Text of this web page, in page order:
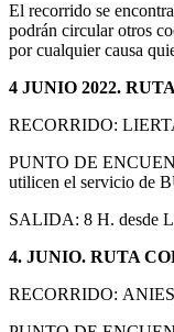
El recorrido se
podrán circular otros
por cualquier causa
4 JUNIO 2022.
RECORRIDO:
PUNTO DE
utilicen el servicio de
SALIDA: 8 H. desde
4. JUNIO. RUTA
RECORRIDO: